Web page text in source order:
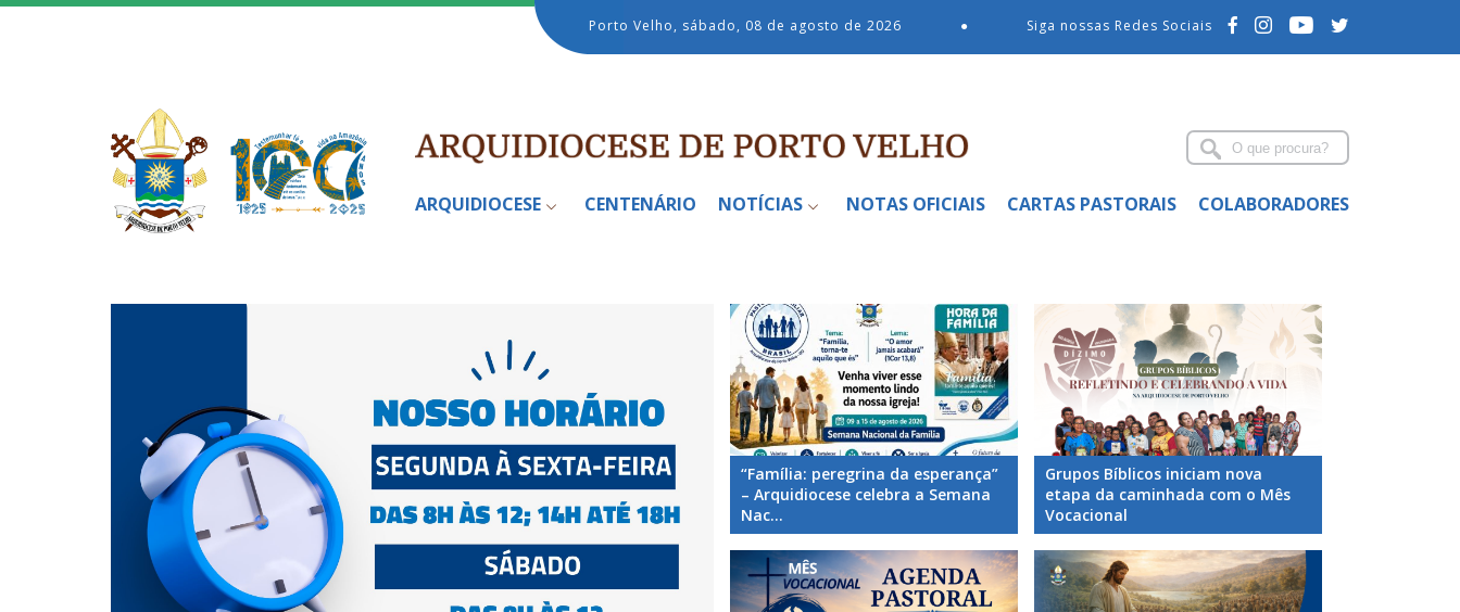
Porto Velho, sábado, 08 de agosto de 2026 ● Siga nossas Redes Sociais
ARQUIDIOCESE CENTENÁRIO NOTÍCIAS NOTAS OFICIAIS CARTAS PASTORAIS COLABORADORES
“Família: peregrina da esperança”
– Arquidiocese celebra a Semana
Nac...
Grupos Bíblicos iniciam nova
etapa da caminhada com o Mês
Vocacional